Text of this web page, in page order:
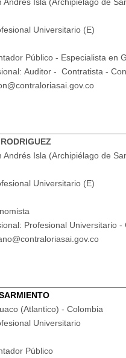
Universitario (E)
Público - Especialista en
Auditor - Contratista -
Isla (Archipiélago de
Universitario (E)
Profesional Universitario
(Atlantico) - Colombia
Universitario
Público